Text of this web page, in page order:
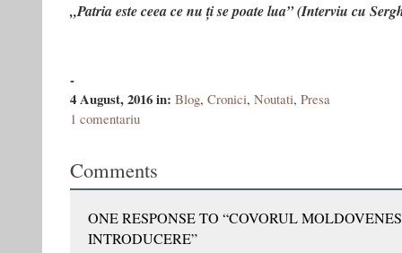
„Patria este ceea ce nu ți se poate lua” (Interviu cu
-
4 August, 2016in: Blog, Cronici, Noutati, Presa
1 comentariu
Comments
ONE RESPONSE TO “COVORUL
INTRODUCERE”